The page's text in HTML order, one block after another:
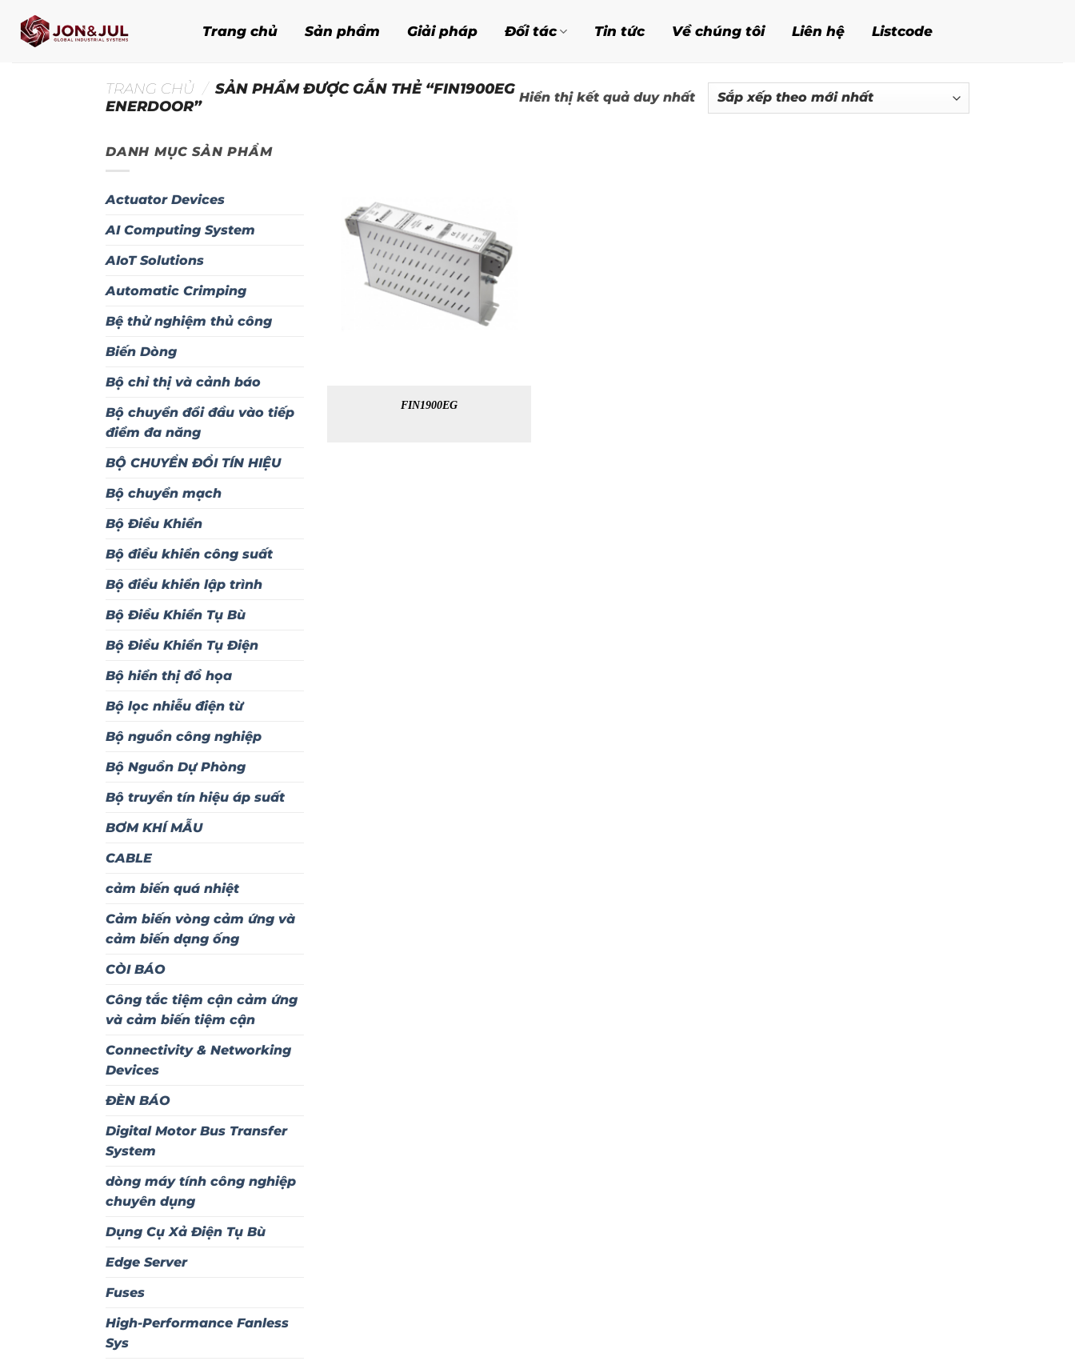
qua
Trang chủ Sản phẩm Giải pháp Đối tác Tin tức Về chúng tôi Liên hệ Listcode
TRANG CHỦ / SẢN PHẨM ĐƯỢC GẮN THẺ “FIN1900EG
ENERDOOR”
Hiển thị kết quả duy nhất
DANH MỤC SẢN PHẨM
Actuator Devices
AI Computing System
AIoT Solutions
Automatic Crimping
Bệ thử nghiệm thủ công
Biến Dòng
Bộ chỉ thị và cảnh báo
Bộ chuyển đổi đầu vào tiếp
điểm đa năng
BỘ CHUYỂN ĐỔI TÍN HIỆU
Bộ chuyển mạch
Bộ Điều Khiển
Bộ điều khiển công suất
Bộ điều khiển lập trình
Bộ Điều Khiển Tụ Bù
Bộ Điều Khiển Tụ Điện
Bộ hiển thị đồ họa
Bộ lọc nhiễu điện từ
Bộ nguồn công nghiệp
Bộ Nguồn Dự Phòng
Bộ truyền tín hiệu áp suất
BƠM KHÍ MẪU
CABLE
cảm biến quá nhiệt
Cảm biến vòng cảm ứng và
cảm biến dạng ống
CÒI BÁO
Công tắc tiệm cận cảm ứng
và cảm biến tiệm cận
Connectivity & Networking
Devices
ĐÈN BÁO
Digital Motor Bus Transfer
System
dòng máy tính công nghiệp
chuyên dụng
Dụng Cụ Xả Điện Tụ Bù
Edge Server
Fuses
High-Performance Fanless
Sys
FIN1900EG